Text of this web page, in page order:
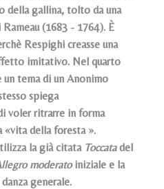
della gallina, tolto da una
(1683 - 1764). È
Respighi creasse una
imitativo. Nel quarto
tema di un Anonimo
spiega
voler ritrarre in forma
«vita della foresta ».
la già citata Toccatadel
moderatoiniziale e la
generale.